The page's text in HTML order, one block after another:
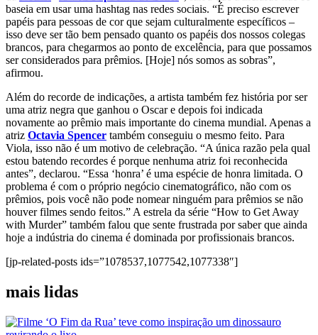
baseia em usar uma hashtag nas redes sociais. “É preciso escrever
papéis para pessoas de cor que sejam culturalmente específicos –
isso deve ser tão bem pensado quanto os papéis dos nossos colegas
brancos, para chegarmos ao ponto de excelência, para que possamos
ser considerados para prêmios. [Hoje] nós somos as sobras”,
afirmou.
Além do recorde de indicações, a artista também fez história por ser
uma atriz negra que ganhou o Oscar e depois foi indicada
novamente ao prêmio mais importante do cinema mundial. Apenas a
atriz Octavia Spencer também conseguiu o mesmo feito. Para
Viola, isso não é um motivo de celebração. “A única razão pela qual
estou batendo recordes é porque nenhuma atriz foi reconhecida
antes”, declarou. “Essa ‘honra’ é uma espécie de honra limitada. O
problema é com o próprio negócio cinematográfico, não com os
prêmios, pois você não pode nomear ninguém para prêmios se não
houver filmes sendo feitos.” A estrela da série “How to Get Away
with Murder” também falou que sente frustrada por saber que ainda
hoje a indústria do cinema é dominada por profissionais brancos.
[jp-related-posts ids=”1078537,1077542,1077338″]
mais lidas